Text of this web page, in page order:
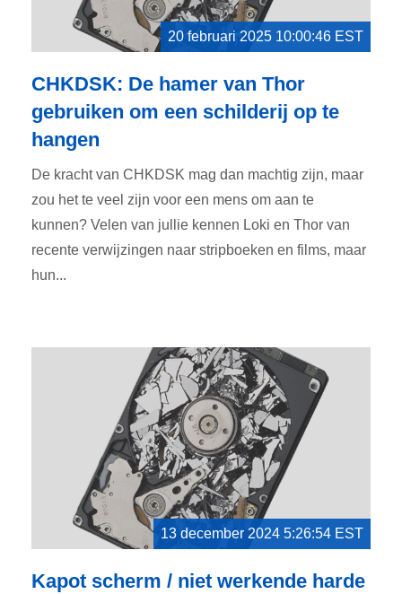
20 februari 2025 10:00:46 EST
CHKDSK: De hamer van Thor
gebruiken om een schilderij op te
hangen
De kracht van CHKDSK mag dan machtig zijn, maar
zou het te veel zijn voor een mens om aan te
kunnen? Velen van jullie kennen Loki en Thor van
recente verwijzingen naar stripboeken en films, maar
hun...
13 december 2024 5:26:54 EST
Kapot scherm / niet werkende harde